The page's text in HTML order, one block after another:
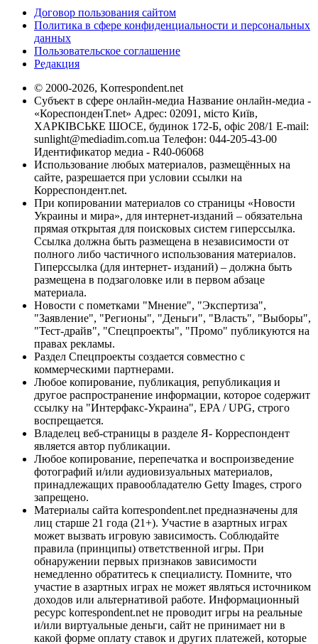
Договор пользования сайтом
Политика в сфере конфиденциальности и персональных
данных
Пользовательское соглашение
Редакция
© 2000-2026, Korrespondent.net
Субъект в сфере онлайн-медиа Название онлайн-медиа -
«КореспонденТ.net» Адрес: 02091, місто Київ,
ХАРКІВСЬКЕ ШОСЕ, будинок 172-Б, офіс 208/1 E-mail:
sunlight@mediadim.com.ua Телефон: 044-205-43-00
Идентификатор медиа - R40-06068
Использование любых материалов, размещённых на
сайте, разрешается при условии ссылки на
Корреспондент.net.
При копировании материалов со страницы «Новости
Украины и мира», для интернет-изданий – обязательна
прямая открытая для поисковых систем гиперссылка.
Ссылка должна быть размещена в независимости от
полного либо частичного использования материалов.
Гиперссылка (для интернет- изданий) – должна быть
размещена в подзаголовке или в первом абзаце
материала.
Новости с пометками "Мнение", "Экспертиза",
"Заявление", "Регионы", "Деньги", "Власть", "Выборы",
"Тест-драйв", "Спецпроекты", "Промо" публикуются на
правах рекламы.
Раздел Спецпроекты создается совместно с
коммерческими партнерами.
Любое копирование, публикация, републикация и
другое распространение информации, которое содержит
ссылку на "Интерфакс-Украина", EPA / UPG, строго
воспрещается.
Владелец веб-страницы в разделе Я- Корреспондент
является автор публикации.
Любое копирование, перепечатка и воспроизведение
фотографий и/или аудиовизуальных материалов,
принадлежащих правообладателю Getty Images, строго
запрещено.
Материалы сайта korrespondent.net предназначены для
лиц старше 21 года (21+). Участие в азартных играх
может вызвать игровую зависимость. Соблюдайте
правила (принципы) ответственной игры. При
обнаружении первых признаков зависимости
немедленно обратитесь к специалисту. Помните, что
участие в азартных играх не может являться источником
доходов или альтернативой работе. Информационный
ресурс korrespondent.net не проводит игры на реальные
и/или виртуальные деньги, сайт не принимает ни в
какой форме оплату ставок и других платежей, которые